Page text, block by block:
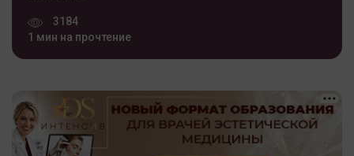
3184
1 мин на прочтение